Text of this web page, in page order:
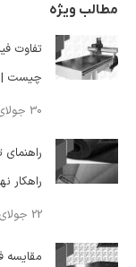
مطالب ویژه
چیست |
30 جولای, 2026
راهکار
22 جولای, 2026
مقایسه